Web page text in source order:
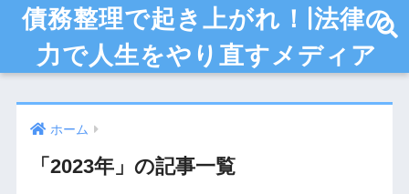
債務整理で起き上がれ！|法律の
力で人生をやり直すメディア
ホーム
「2023年」の記事一覧